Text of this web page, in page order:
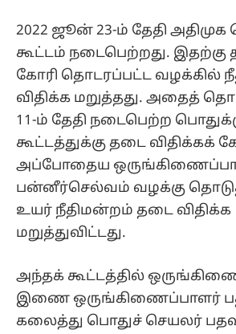
2022 ஜூன் 23-ம் தேதி அதிமுக
கூட்டம் நடைபெற்றது. இதற்கு
கோரி தொடரப்பட்ட வழக்கில்
விதிக்க மறுத்தது. அதைத்
11-ம் தேதி நடைபெற்ற
கூட்டத்துக்கு தடை விதிக்கக்
அப்போதைய
பன்னீர்செல்வம் வழக்கு
உயர் நீதிமன்றம் தடை விதிக்க
மறுத்துவிட்டது.
அந்தக் கூட்டத்தில்
இணை ஒருங்கிணைப்பாளர்
கலைத்து பொதுச் செயலர்